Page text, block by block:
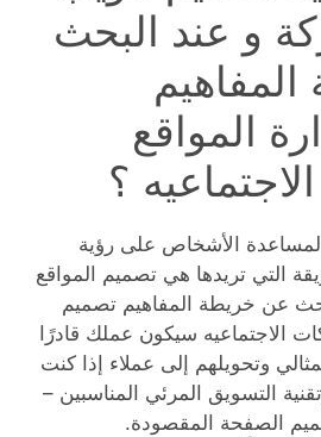
و عند البحث
المواقع
؟
لمساعدة الأشخاص على رؤية
التي تريدها هي تصميم المواقع
عن خريطة المفاهيم تصميم
الاجتماعيه سيكون عملك قادرًا
وتحويلهم إلى عملاء إذا كنت
التسويق المرئي المناسبين –
الصفحة المقصودة.